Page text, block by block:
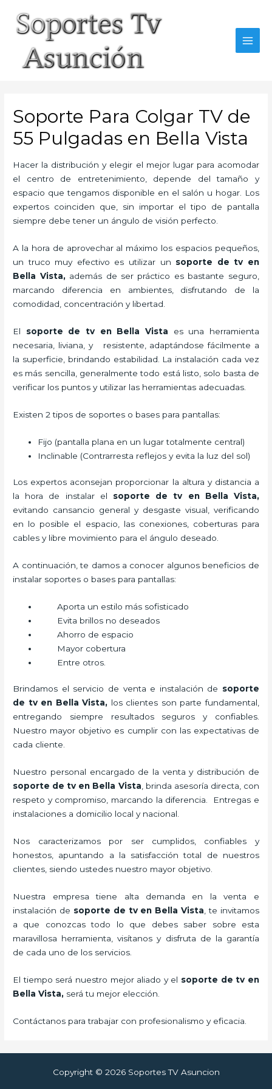
content
Soporte Para Colgar TV de
55 Pulgadas en Bella Vista
Hacer la distribución y elegir el mejor lugar para acomodar
el centro de entretenimiento, depende del tamaño y
espacio que tengamos disponible en el salón u hogar. Los
expertos coinciden que, sin importar el tipo de pantalla
siempre debe tener un ángulo de visión perfecto.
A la hora de aprovechar al máximo los espacios pequeños,
un truco muy efectivo es utilizar un soporte de tv en
Bella Vista, además de ser práctico es bastante seguro,
marcando diferencia en ambientes, disfrutando de la
comodidad, concentración y libertad.
El soporte de tv en Bella Vista es una herramienta
necesaria, liviana, y resistente, adaptándose fácilmente a
la superficie, brindando estabilidad. La instalación cada vez
es más sencilla, generalmente todo está listo, solo basta de
verificar los puntos y utilizar las herramientas adecuadas.
Existen 2 tipos de soportes o bases para pantallas:
Fijo (pantalla plana en un lugar totalmente central)
Inclinable (Contrarresta reflejos y evita la luz del sol)
Los expertos aconsejan proporcionar la altura y distancia a
la hora de instalar el soporte de tv en Bella Vista,
evitando cansancio general y desgaste visual, verificando
en lo posible el espacio, las conexiones, coberturas para
cables y libre movimiento para el ángulo deseado.
A continuación, te damos a conocer algunos beneficios de
instalar soportes o bases para pantallas:
Aporta un estilo más sofisticado
Evita brillos no deseados
Ahorro de espacio
Mayor cobertura
Entre otros.
Brindamos el servicio de venta e instalación de soporte
de tv en Bella Vista, los clientes son parte fundamental,
entregando siempre resultados seguros y confiables.
Nuestro mayor objetivo es cumplir con las expectativas de
cada cliente.
Nuestro personal encargado de la venta y distribución de
soporte de tv en Bella Vista, brinda asesoría directa, con
respeto y compromiso, marcando la diferencia. Entregas e
instalaciones a domicilio local y nacional.
Nos caracterizamos por ser cumplidos, confiables y
honestos, apuntando a la satisfacción total de nuestros
clientes, siendo ustedes nuestro mayor objetivo.
Nuestra empresa tiene alta demanda en la venta e
instalación de soporte de tv en Bella Vista , te invitamos
a que conozcas todo lo que debes saber sobre esta
maravillosa herramienta, visítanos y disfruta de la garantía
de cada uno de los servicios.
El tiempo será nuestro mejor aliado y el soporte de tv en
Bella Vista, será tu mejor elección.
Contáctanos para trabajar con profesionalismo y eficacia.
Copyright © 2026 Soportes TV Asuncion